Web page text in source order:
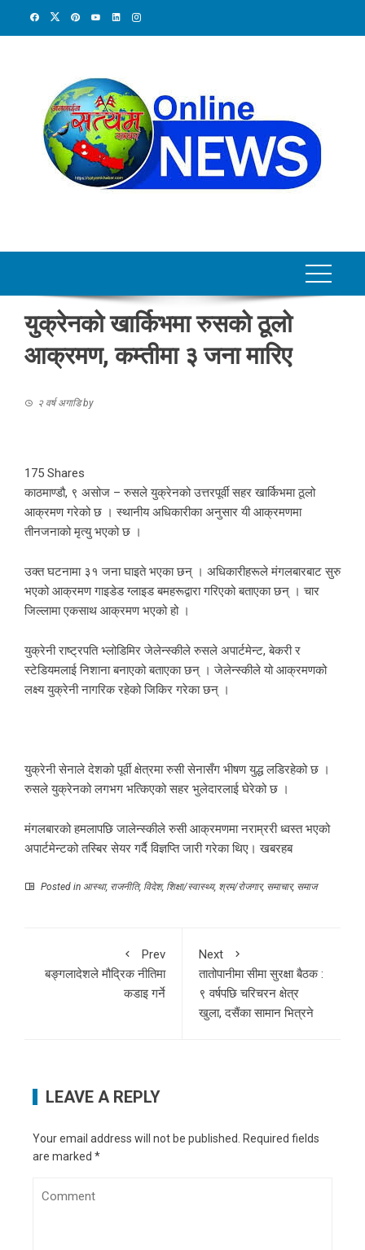
युक्रेनको खार्किभमा रुसको ठूलो
आक्रमण, कम्तीमा ३ जना मारिए
२ वर्ष अगाडिby
175 Shares
काठमाण्डौ, ९ असोज – रुसले युक्रेनको उत्तरपूर्वी सहर खार्किभमा ठूलो
आक्रमण गरेको छ । स्थानीय अधिकारीका अनुसार यी आक्रमणमा
तीनजनाको मृत्यु भएको छ ।
उक्त घटनामा ३१ जना घाइते भएका छन् । अधिकारीहरूले मंगलबारबाट सुरु
भएको आक्रमण गाइडेड ग्लाइड बमहरूद्वारा गरिएको बताएका छन् । चार
जिल्लामा एकसाथ आक्रमण भएको हो ।
युक्रेनी राष्ट्रपति भ्लोडिमिर जेलेन्स्कीले रुसले अपार्टमेन्ट, बेकरी र
स्टेडियमलाई निशाना बनाएको बताएका छन् । जेलेन्स्कीले यो आक्रमणको
लक्ष्य युक्रेनी नागरिक रहेको जिकिर गरेका छन् ।
युक्रेनी सेनाले देशको पूर्वी क्षेत्रमा रुसी सेनासँग भीषण युद्ध लडिरहेको छ ।
रुसले युक्रेनको लगभग भत्किएको सहर भुलेदारलाई घेरेको छ ।
मंगलबारको हमलापछि जालेन्स्कीले रुसी आक्रमणमा नराम्ररी ध्वस्त भएको
अपार्टमेन्टको तस्बिर सेयर गर्दै विज्ञप्ति जारी गरेका थिए। खबरहब
Posted in आस्था, राजनीति, विदेश, शिक्षा/स्वास्थ्य, श्रम/रोजगार, समाचार, समाज
Prev
बङ्गलादेशले मौद्रिक नीतिमा
कडाइ गर्ने
Next
तातोपानीमा सीमा सुरक्षा बैठक :
९ वर्षपछि चरिचरन क्षेत्र
खुला, दसैंका सामान भित्रने
LEAVE A REPLY
Your email address will not be published. Required fields
are marked *